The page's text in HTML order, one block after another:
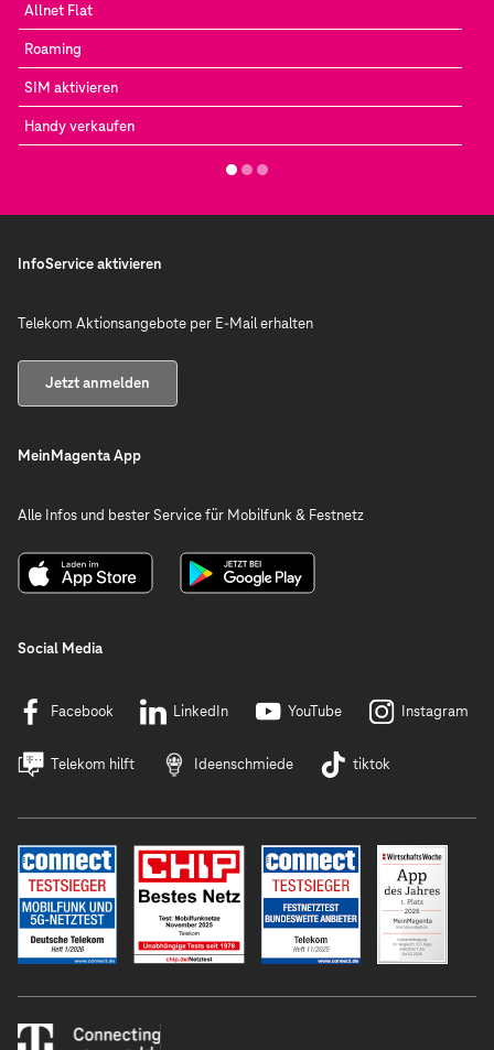
Allnet Flat
Roaming
SIM aktivieren
Handy verkaufen
InfoService aktivieren
Telekom Aktionsangebote per E-Mail erhalten
Jetzt anmelden
MeinMagenta App
Alle Infos und bester Service für Mobilfunk & Festnetz
Social Media
Facebook LinkedIn YouTube Instagram
Telekom hilft Ideenschmiede tiktok